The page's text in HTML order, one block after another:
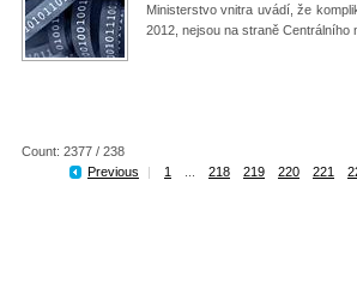
Ministerstvo vnitra uvádí, že
2012, nejsou na straně
Count: 2377 / 238
Previous
| 1 218 219 220 221